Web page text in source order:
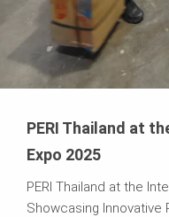
PERI Thailand at
Expo 2025
PERI Thailand at the
Showcasing Innovative